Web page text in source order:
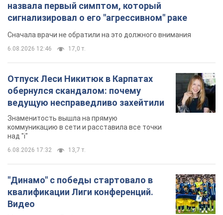
назвала первый симптом, который
сигнализировал о его "агрессивном" раке
Сначала врачи не обратили на это должного внимания
6.08.2026 12:46 17,0 т.
Отпуск Леси Никитюк в Карпатах
обернулся скандалом: почему
ведущую несправедливо захейтили
Знаменитость вышла на прямую
коммуникацию в сети и расставила все точки
над "i"
6.08.2026 17:32 13,7 т.
"Динамо" с победы стартовало в
квалификации Лиги конференций.
Видео